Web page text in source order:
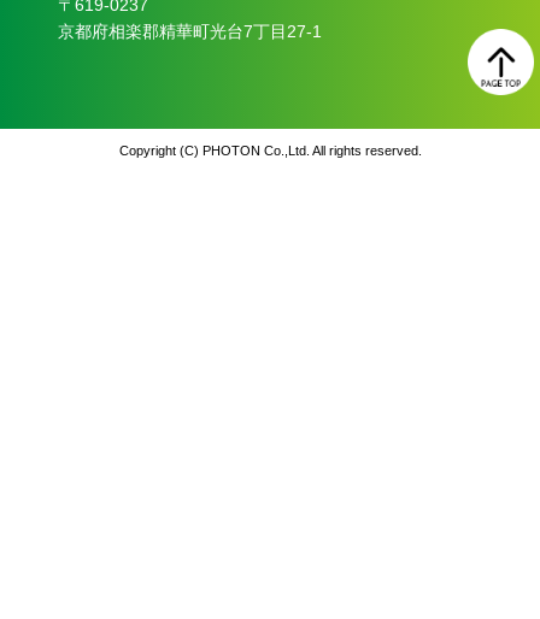
〒619‐0237
京都府相楽郡精華町光台7丁目27-1
Copyright (C) PHOTON Co.,Ltd. All rights reserved.